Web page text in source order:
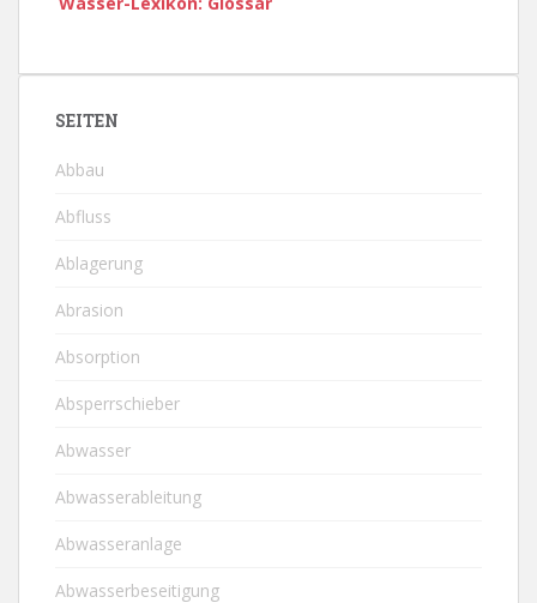
SEITEN
Abbau
Abfluss
Ablagerung
Abrasion
Absorption
Absperrschieber
Abwasser
Abwasserableitung
Abwasseranlage
Abwasserbeseitigung